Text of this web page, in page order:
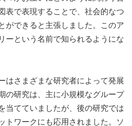
表で表現することで、社会的なつ
ができると主張しました。このア
ーという名前で知られるようにな
はさまざまな研究者によって発展
の研究は、主に小規模なグループ
当てていましたが、後の研究では
トワークにも応用されました。ソ